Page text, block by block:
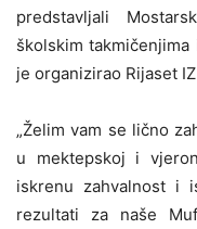
predstavljali
školskim
je organizirao Rijaset
„Želim vam se lično
u mektepskoj i
iskrenu zahvalnost i
rezultati za naše